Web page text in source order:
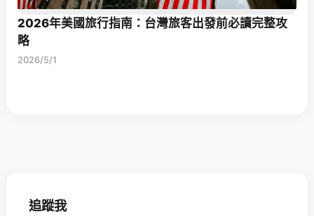
2026年美國旅行指南：台灣旅客出發前必讀完整攻
略
2026/5/1
追蹤我